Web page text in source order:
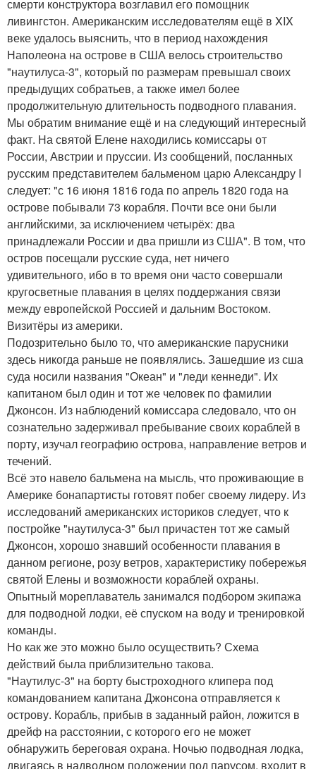
смерти конструктора возглавил его помощник
ливингстон. Американским исследователям ещё в XIX
веке удалось выяснить, что в период нахождения
Наполеона на острове в США велось строительство
"наутилуса-3", который по размерам превышал своих
предыдущих собратьев, а также имел более
продолжительную длительность подводного плавания.
Мы обратим внимание ещё и на следующий интересный
факт. На святой Елене находились комиссары от
России, Австрии и пруссии. Из сообщений, посланных
русским представителем бальменом царю Александру I
следует: "с 16 июня 1816 года по апрель 1820 года на
острове побывали 73 корабля. Почти все они были
английскими, за исключением четырёх: два
принадлежали России и два пришли из США". В том, что
остров посещали русские суда, нет ничего
удивительного, ибо в то время они часто совершали
кругосветные плавания в целях поддержания связи
между европейской Россией и дальним Востоком.
Визитёры из америки.
Подозрительно было то, что американские парусники
здесь никогда раньше не появлялись. Зашедшие из сша
суда носили названия "Океан" и "леди кеннеди". Их
капитаном был один и тот же человек по фамилии
Джонсон. Из наблюдений комиссара следовало, что он
сознательно задерживал пребывание своих кораблей в
порту, изучал географию острова, направление ветров и
течений.
Всё это навело бальмена на мысль, что проживающие в
Америке бонапартисты готовят побег своему лидеру. Из
исследований американских историков следует, что к
постройке "наутилуса-3" был причастен тот же самый
Джонсон, хорошо знавший особенности плавания в
данном регионе, розу ветров, характеристику побережья
святой Елены и возможности кораблей охраны.
Опытный мореплаватель занимался подбором экипажа
для подводной лодки, её спуском на воду и тренировкой
команды.
Но как же это можно было осуществить? Схема
действий была приблизительно такова.
"Наутилус-3" на борту быстроходного клипера под
командованием капитана Джонсона отправляется к
острову. Корабль, прибыв в заданный район, ложится в
дрейф на расстоянии, с которого его не может
обнаружить береговая охрана. Ночью подводная лодка,
двигаясь в надводном положении под парусом, входит в